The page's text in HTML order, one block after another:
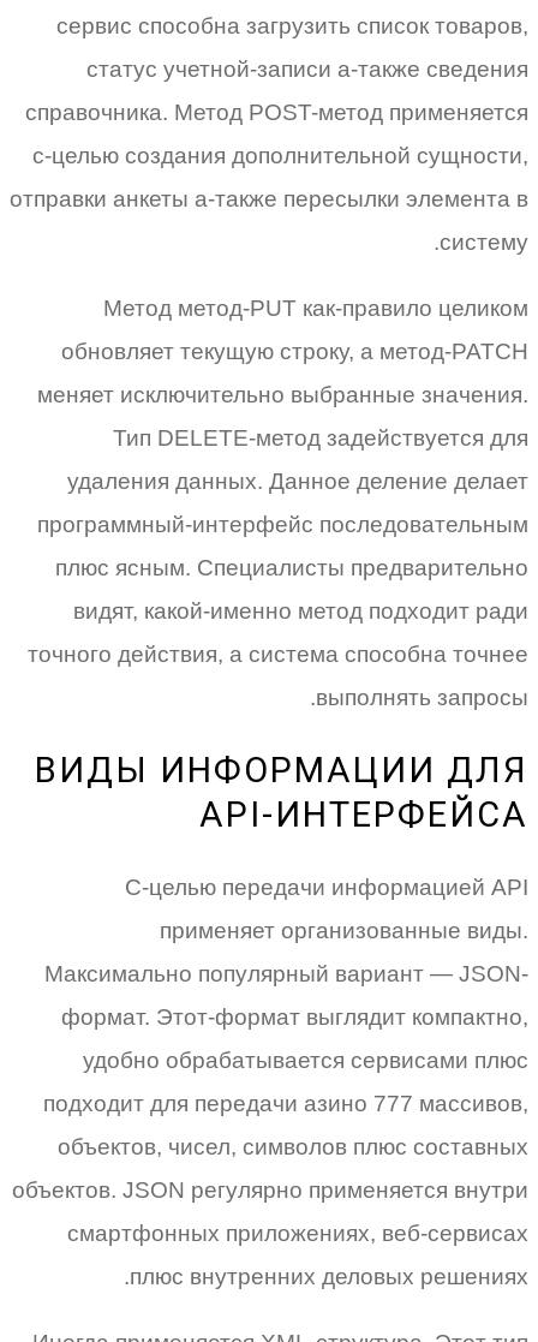
сервис способна загрузить список товаров,
статус учетной-записи а-также сведения
справочника. Метод POST-метод применяется
с-целью создания дополнительной сущности,
отправки анкеты а-также пересылки элемента в
систему.
Метод метод-PUT как-правило целиком
обновляет текущую строку, а метод-PATCH
меняет исключительно выбранные значения.
Тип DELETE-метод задействуется для
удаления данных. Данное деление делает
программный-интерфейс последовательным
плюс ясным. Специалисты предварительно
видят, какой-именно метод подходит ради
точного действия, а система способна точнее
выполнять запросы.
ВИДЫ ИНФОРМАЦИИ ДЛЯ
API-ИНТЕРФЕЙСА
С-целью передачи информацией API
применяет организованные виды.
Максимально популярный вариант — JSON-
формат. Этот-формат выглядит компактно,
удобно обрабатывается сервисами плюс
подходит для передачи азино 777 массивов,
объектов, чисел, символов плюс составных
объектов. JSON регулярно применяется внутри
смартфонных приложениях, веб-сервисах
плюс внутренних деловых решениях.